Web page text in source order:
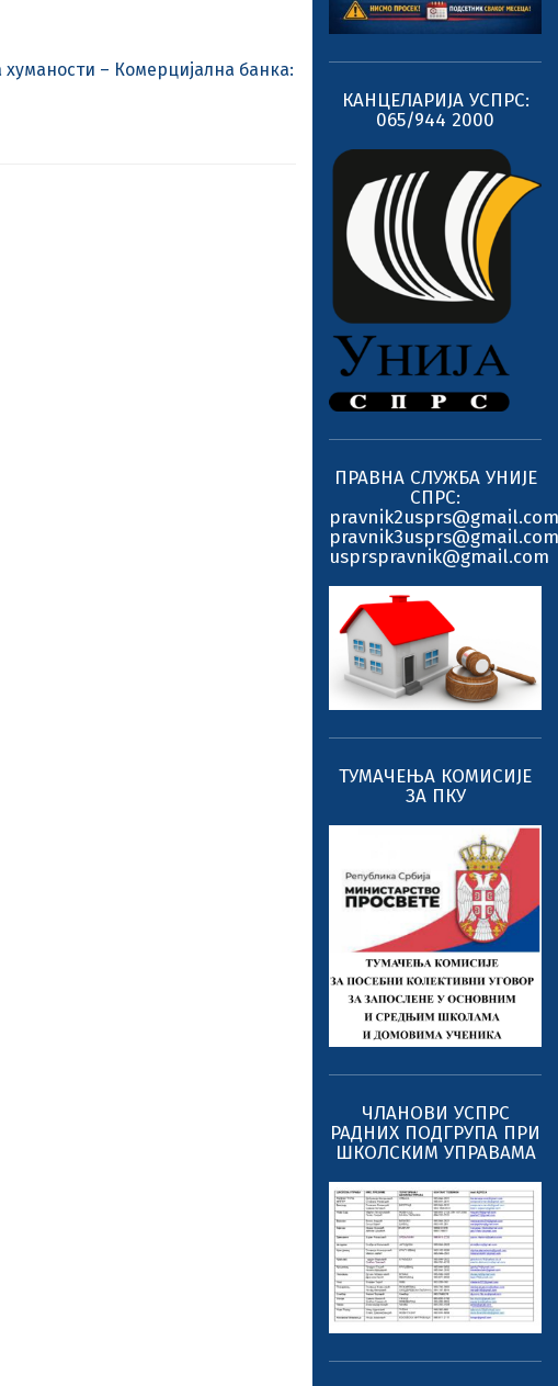
– Комерцијална банка:
КАНЦЕЛАРИЈА УСПРС:
065/944 2000
ПРАВНА СЛУЖБА УНИЈЕ
СПРС:
pravnik2usprs@gmail.com
pravnik3usprs@gmail.com
usprspravnik@gmail.com
ТУМАЧЕЊА КОМИСИЈЕ
ЗА ПКУ
ЧЛАНОВИ УСПРС
РАДНИХ ПОДГРУПА ПРИ
ШКОЛСКИМ УПРАВАМА